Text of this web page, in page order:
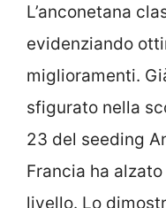
L’anconetana
evidenziando
miglioramenti.
sfigurato nella
23 del seeding
Francia ha
livello. Lo